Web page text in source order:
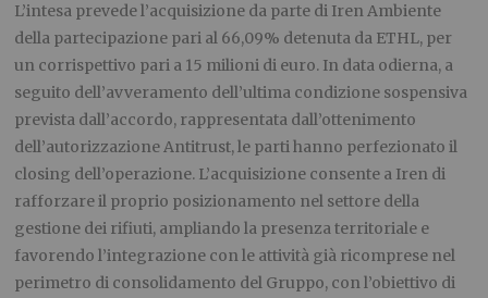
L’intesa prevede l’acquisizione da parte di Iren Ambiente
della partecipazione pari al 66,09% detenuta da ETHL, per
un corrispettivo pari a 15 milioni di euro. In data odierna, a
seguito dell’avveramento dell’ultima condizione sospensiva
prevista dall’accordo, rappresentata dall’ottenimento
dell’autorizzazione Antitrust, le parti hanno perfezionato il
closing dell’operazione. L’acquisizione consente a Iren di
rafforzare il proprio posizionamento nel settore della
gestione dei rifiuti, ampliando la presenza territoriale e
favorendo l’integrazione con le attività già ricomprese nel
perimetro di consolidamento del Gruppo, con l’obiettivo di